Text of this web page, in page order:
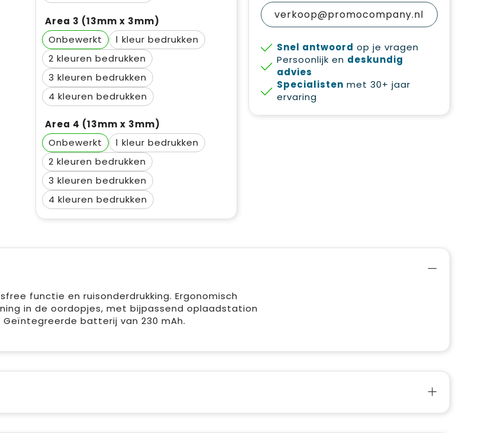
Area 3 (13mm x 3mm)
Onbewerkt
1
2
3
4
Area 4 (13mm x 3mm)
Onbewerkt
1
2
3
4
verkoop@promocompany.nl
Snel antwoord op je vragen
Persoonlijk en deskundig
advies
Specialisten met 30+ jaar
ervaring
functie en ruisonderdrukking. Ergonomisch
in de oordopjes, met bijpassend oplaadstation
batterij van 230 mAh.